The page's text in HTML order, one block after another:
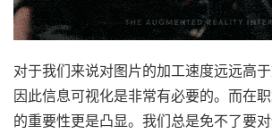
对于我们来说对图片的加工速度远远高于
因此信息可视化是非常有必要的。而在
的重要性更是凸显。我们总是免不了要